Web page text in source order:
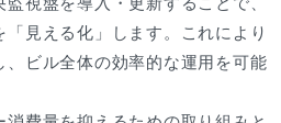
見える化」します。これにより
、ビル全体の効率的な運用を可能